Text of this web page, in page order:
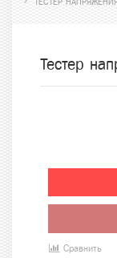
Тестер
Сравнить